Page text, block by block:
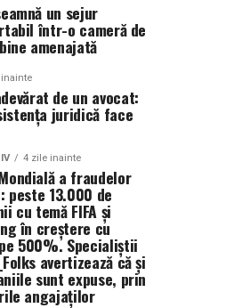
un sejur
într-o cameră de
amenajată
de un avocat:
juridică face
4 zile inainte
a fraudelor
peste 13.000 de
cu temă FIFA și
în creștere cu
500%. Specialiștii
avertizează că și
sunt expuse, prin
angajaților